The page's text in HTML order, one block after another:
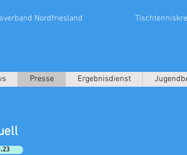
Nordfriesland
Presse Ergebnisdienst